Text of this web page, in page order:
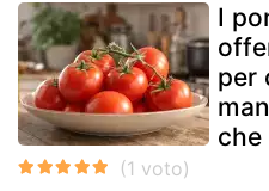
I
per
che